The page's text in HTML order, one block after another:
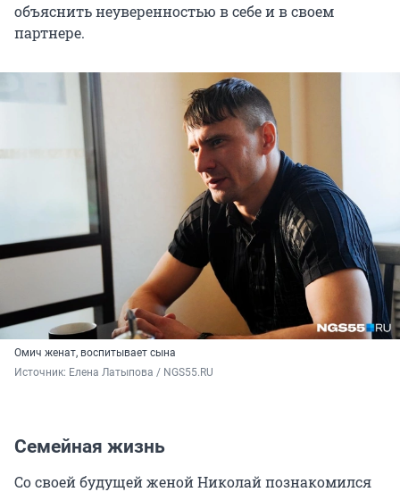
объяснить неуверенностью в себе и в своем
партнере.
Омич женат, воспитывает сына
Источник: Елена Латыпова / NGS55.RU
Семейная жизнь
Со своей будущей женой Николай познакомился